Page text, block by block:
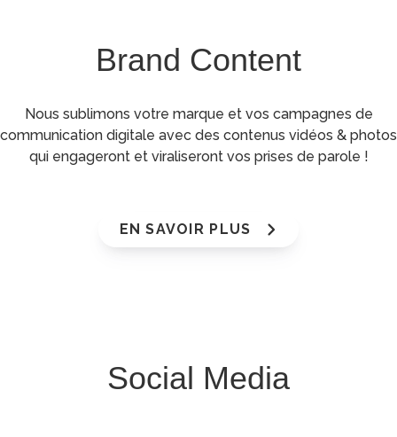
Brand Content
Nous sublimons votre marque et vos campagnes de
communication digitale avec des contenus vidéos & photos
qui engageront et viraliseront vos prises de parole !
EN SAVOIR PLUS
Social Media